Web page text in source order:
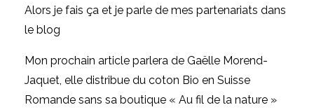
Alors je fais ça et je parle de mes partenariats dans
le blog
Mon prochain article parlera de Gaëlle Morend-
Jaquet, elle distribue du coton Bio en Suisse
Romande sans sa boutique « Au fil de la nature »